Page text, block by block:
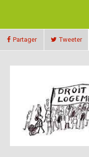
Partager Tweeter